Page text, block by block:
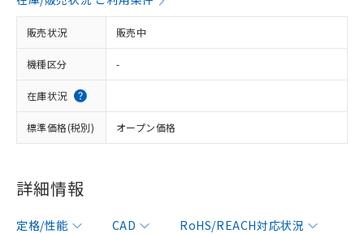
販売状況 販売中
機種区分 -
在庫状況
標準価格(税別) オープン価格
詳細情報
定格/性能 CAD
RoHS/REACH対応状況